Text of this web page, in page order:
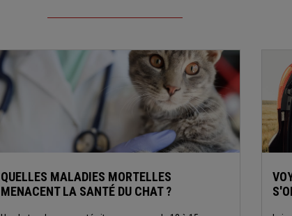
QUELLES MALADIES MORTELLES
MENACENT LA SANTÉ DU CHAT ?